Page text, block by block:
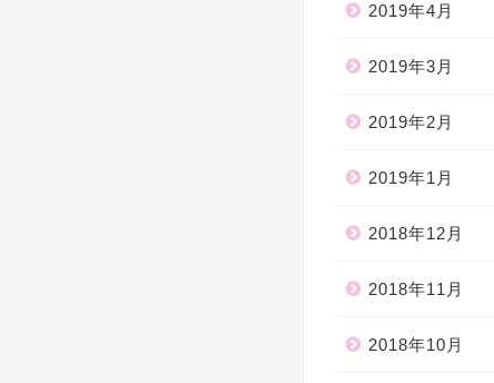
2019年4月
2019年3月
2019年2月
2019年1月
2018年12月
2018年11月
2018年10月